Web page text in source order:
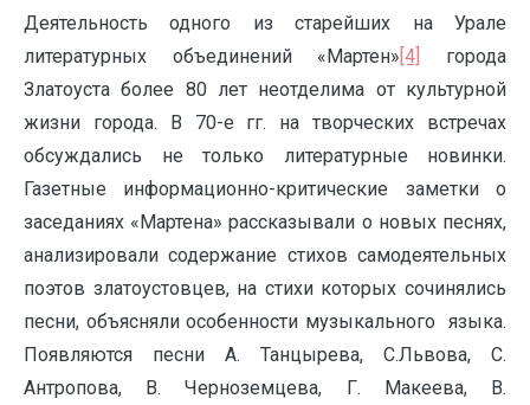
Деятельность одного из старейших на Урале
литературных объединений «Мартен» [4]
города
Златоуста более 80 лет неотделима от культурной
жизни города. В 70-е гг. на творческих встречах
обсуждались не только литературные новинки.
Газетные информационно-критические заметки о
заседаниях «Мартена» рассказывали о новых песнях,
анализировали содержание стихов самодеятельных
поэтов златоустовцев, на стихи которых сочинялись
песни, объясняли особенности музыкального языка.
Появляются песни А. Танцырева, С.Львова, С.
Антропова, В. Черноземцева, Г. Макеева, В.